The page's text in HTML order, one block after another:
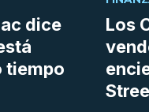
dice
tiempo
Los